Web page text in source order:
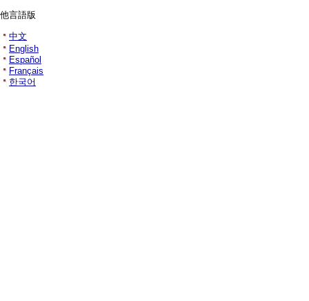
他言語版
中文
English
Español
Français
한국어